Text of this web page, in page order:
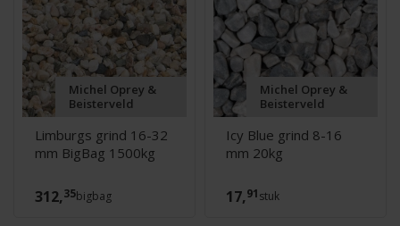
Michel Oprey &
Beisterveld
Limburgs grind 16-32
mm BigBag 1500kg
312,35bigbag
Michel Oprey &
Beisterveld
Icy Blue grind 8-16
mm 20kg
17,91stuk